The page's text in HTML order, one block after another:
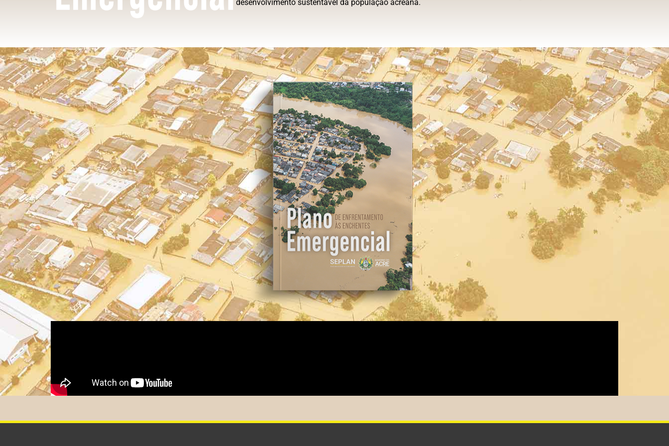
desenvolvimento sustentável da população acreana.